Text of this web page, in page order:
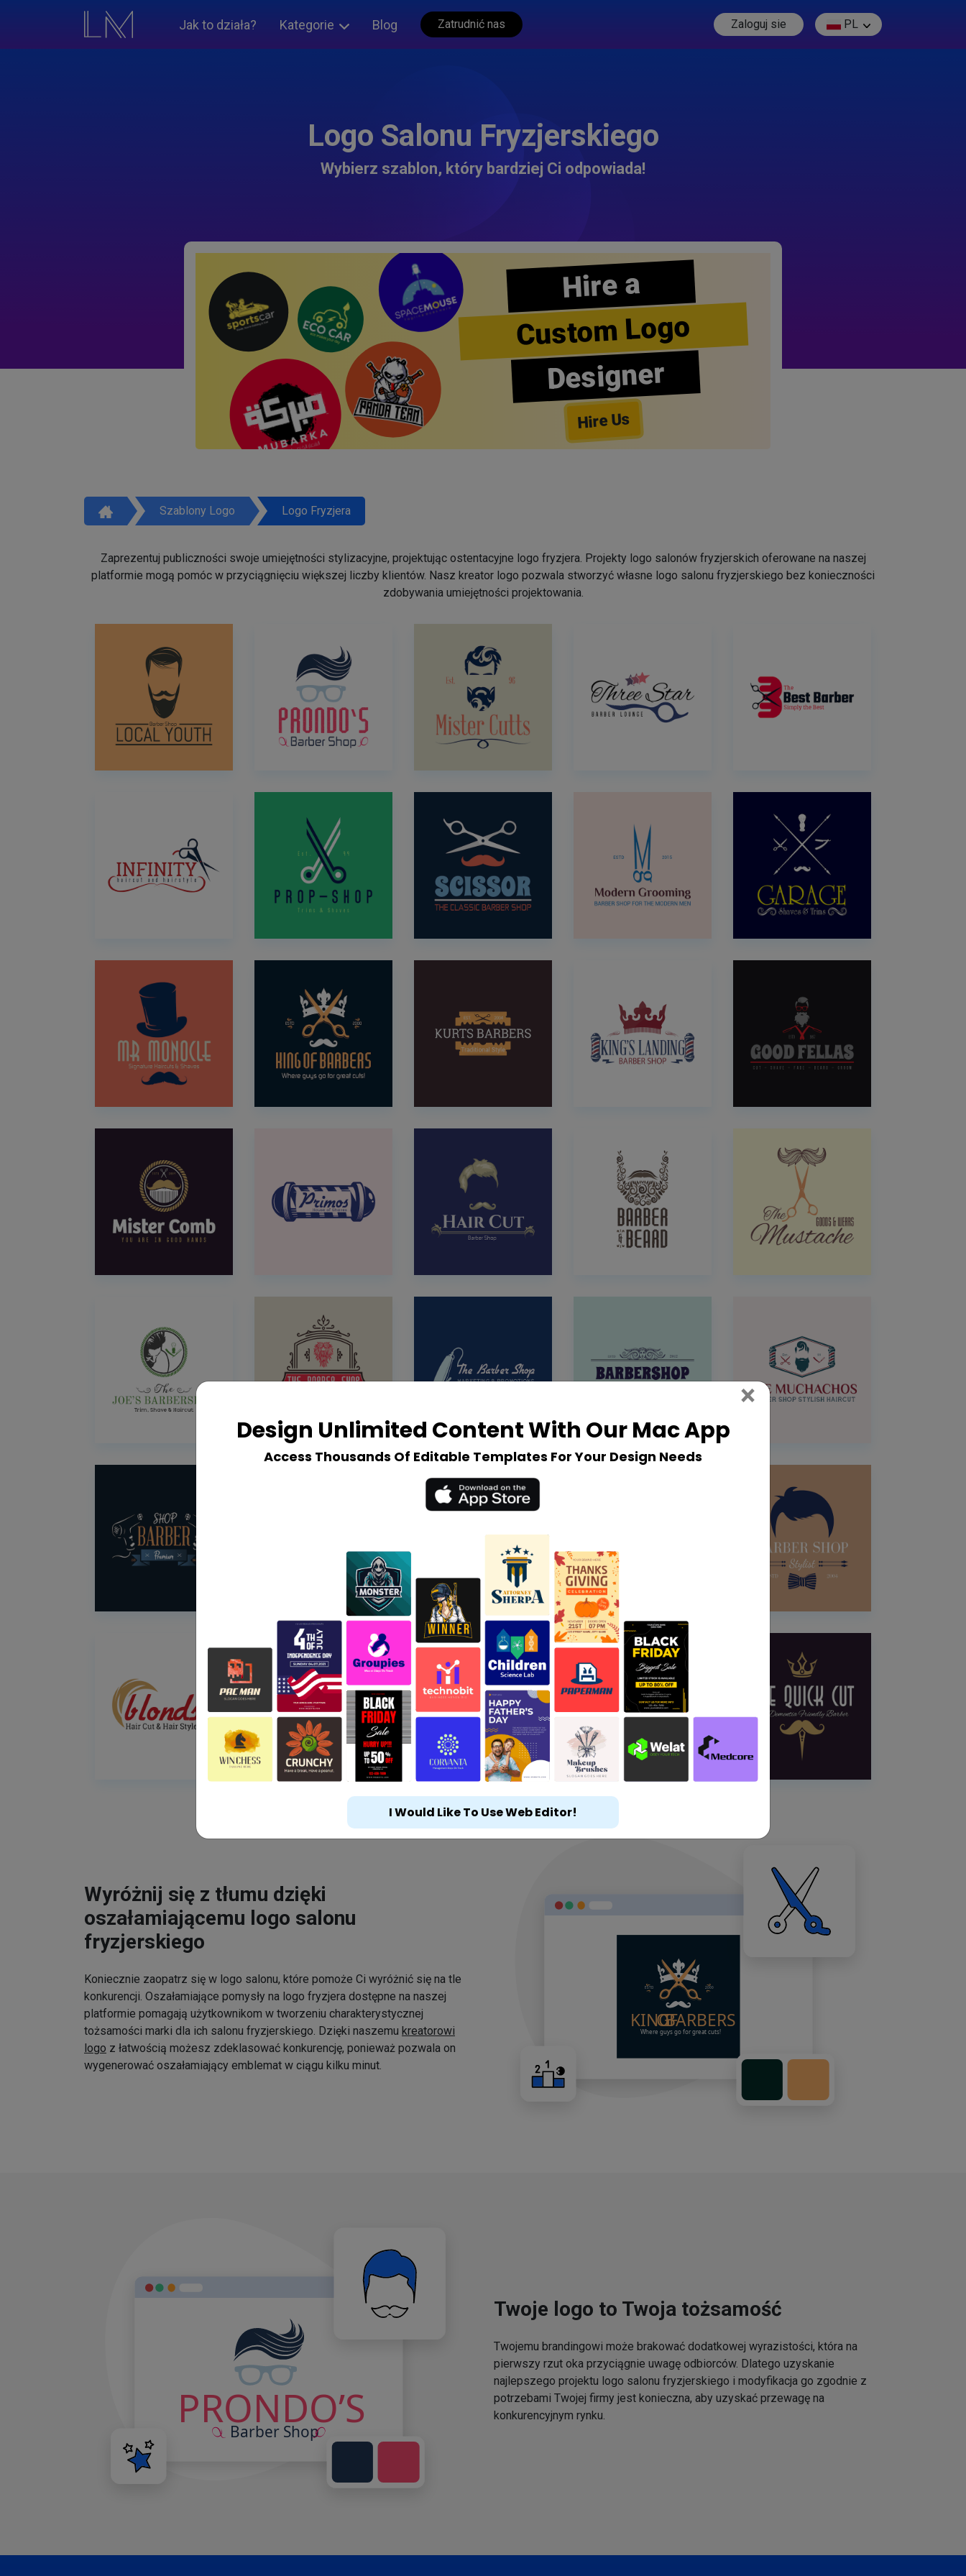
Jak to działa? Kategorie Blog Zatrudnić nas Zaloguj sie PL
Logo Salonu Fryzjerskiego
Wybierz szablon, który bardziej Ci odpowiada!
Hire a
Custom Logo
Designer
Hire Us
Szablony Logo Logo Fryzjera
Zaprezentuj publiczności swoje umiejętności stylizacyjne, projektując ostentacyjne logo fryzjera. Projekty logo salonów fryzjerskich oferowane na naszej
platformie mogą pomóc w przyciągnięciu większej liczby klientów. Nasz kreator logo pozwala stworzyć własne logo salonu fryzjerskiego bez konieczności
zdobywania umiejętności projektowania.
Wyróżnij się z tłumu dzięki
oszałamiającemu logo salonu
fryzjerskiego
Koniecznie zaopatrz się w logo salonu, które pomoże Ci wyróżnić się na tle
konkurencji. Oszałamiające pomysły na logo fryzjera dostępne na naszej
platformie pomagają użytkownikom w tworzeniu charakterystycznej
tożsamości marki dla ich salonu fryzjerskiego. Dzięki naszemu kreatorowi
logo z łatwością możesz zdeklasować konkurencję, ponieważ pozwala on
wygenerować oszałamiający emblemat w ciągu kilku minut.
Twoje logo to Twoja tożsamość
Twojemu brandingowi może brakować dodatkowej wyrazistości, która na
pierwszy rzut oka przyciągnie uwagę odbiorców. Dlatego uzyskanie
najlepszego projektu logo salonu fryzjerskiego i modyfikacja go zgodnie z
potrzebami Twojej firmy jest konieczna, aby uzyskać przewagę na
konkurencyjnym rynku.
Design Unlimited Content With Our Mac App
Access Thousands Of Editable Templates For Your Design Needs
× Close
I Would Like To Use Web Editor!